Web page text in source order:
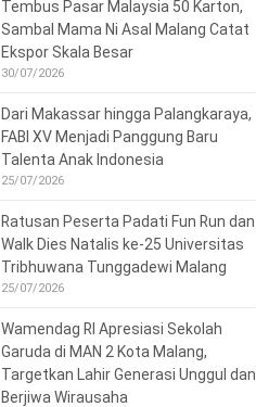
Tembus Pasar Malaysia 50 Karton,
Sambal Mama Ni Asal Malang Catat
Ekspor Skala Besar
30/07/2026
Dari Makassar hingga Palangkaraya,
FABI XV Menjadi Panggung Baru
Talenta Anak Indonesia
25/07/2026
Ratusan Peserta Padati Fun Run dan
Walk Dies Natalis ke-25 Universitas
Tribhuwana Tunggadewi Malang
25/07/2026
Wamendag RI Apresiasi Sekolah
Garuda di MAN 2 Kota Malang,
Targetkan Lahir Generasi Unggul dan
Berjiwa Wirausaha